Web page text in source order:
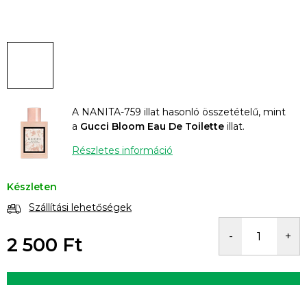
A NANITA-759 illat hasonló összetételű, mint
a Gucci Bloom Eau De Toilette illat.
Részletes információ
Készleten
Szállítási lehetőségek
2 500 Ft